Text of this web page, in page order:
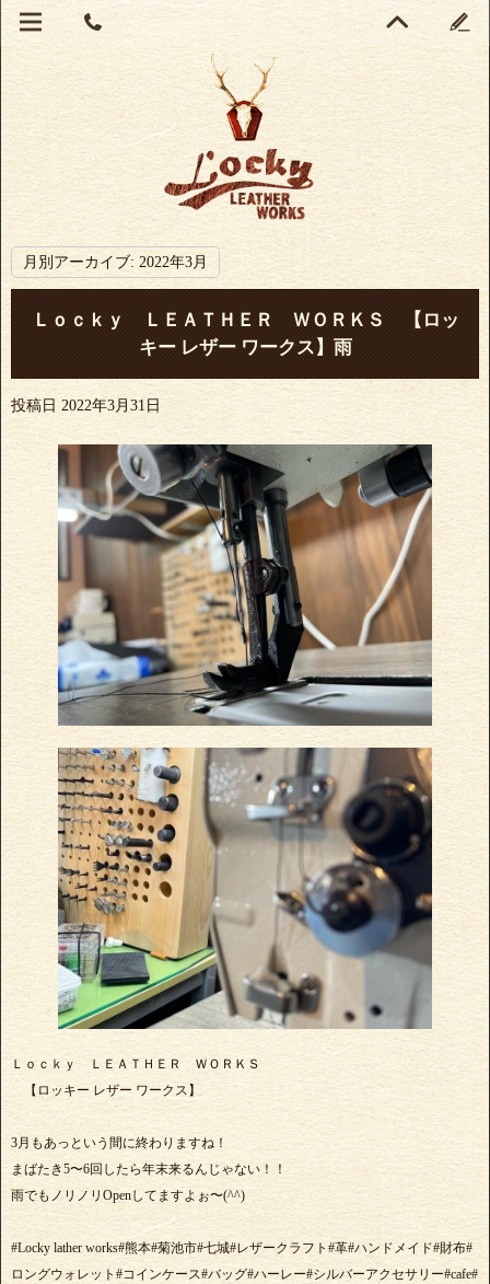
月別アーカイブ: 2022年3月
Ｌｏｃｋｙ ＬＥＡＴＨＥＲ ＷＯＲＫＳ 【ロッ
キー レザー ワークス】雨
投稿日 2022年3月31日
Ｌｏｃｋｙ ＬＥＡＴＨＥＲ ＷＯＲＫＳ
【ロッキー レザー ワークス】
3月もあっという間に終わりますね！
まばたき5〜6回したら年末来るんじゃない！！
雨でもノリノリOpenしてますよぉ〜(^^)
#Locky lather works#熊本#菊池市#七城#レザークラフト#革#ハンドメイド#財布#
ロングウォレット#コインケース#バッグ#ハーレー#シルバーアクセサリー#cafe#